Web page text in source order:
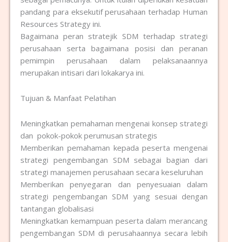
pandang para eksekutif perusahaan terhadap Human
Resources Strategy ini.
Bagaimana peran stratejik SDM terhadap strategi
perusahaan serta bagaimana posisi dan peranan
pemimpin perusahaan dalam pelaksanaannya
merupakan intisari dari lokakarya ini.
Tujuan & Manfaat Pelatihan
Meningkatkan pemahaman mengenai konsep strategi
dan pokok-pokok perumusan strategis
Memberikan pemahaman kepada peserta mengenai
strategi pengembangan SDM sebagai bagian dari
strategi manajemen perusahaan secara keseluruhan
Memberikan penyegaran dan penyesuaian dalam
strategi pengembangan SDM yang sesuai dengan
tantangan globalisasi
Meningkatkan kemampuan peserta dalam merancang
pengembangan SDM di perusahaannya secara lebih